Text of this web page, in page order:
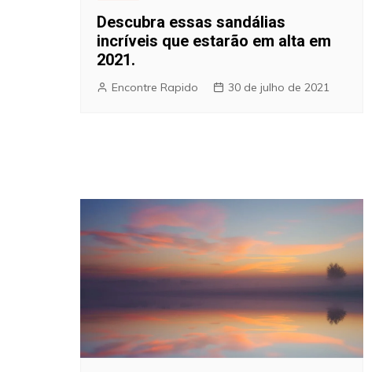
Descubra essas sandálias
incríveis que estarão em alta em
2021.
Encontre Rapido 30 de julho de 2021